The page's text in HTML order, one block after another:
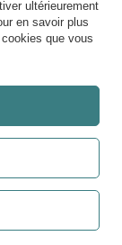
43 551Avis
ultérieurement
en savoir plus
que vous